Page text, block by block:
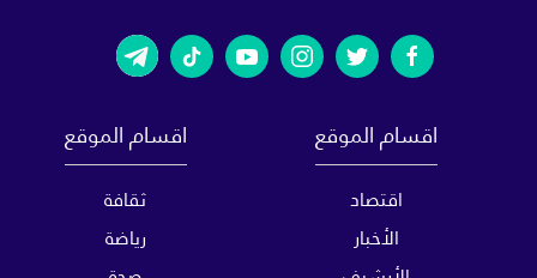
اقسام الموقع
اقتصاد
الأخبار
اقسام الموقع
ثقافة
رياضة